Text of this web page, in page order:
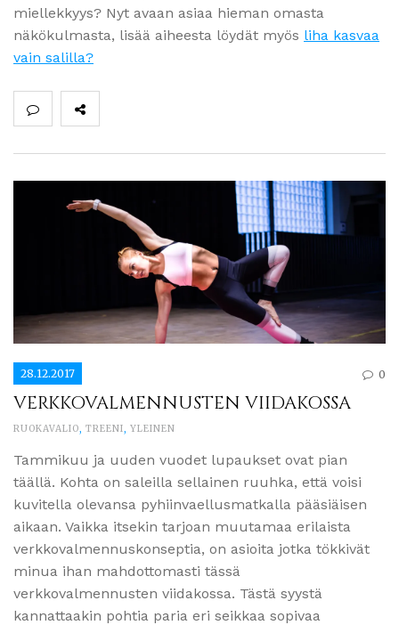
miellekkyys? Nyt avaan asiaa hieman omasta
näkökulmasta, lisää aiheesta löydät myös liha kasvaa
vain salilla?
28.12.2017 0
VERKKOVALMENNUSTEN VIIDAKOSSA
RUOKAVALIO, TREENI, YLEINEN
Tammikuu ja uuden vuodet lupaukset ovat pian
täällä. Kohta on saleilla sellainen ruuhka, että voisi
kuvitella olevansa pyhiinvaellusmatkalla pääsiäisen
aikaan. Vaikka itsekin tarjoan muutamaa erilaista
verkkovalmennuskonseptia, on asioita jotka tökkivät
minua ihan mahdottomasti tässä
verkkovalmennusten viidakossa. Tästä syystä
kannattaakin pohtia paria eri seikkaa sopivaa